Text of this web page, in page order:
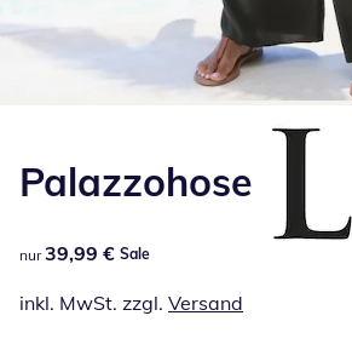
Palazzohose
39,99 €
nur 39,99 € Sale
inkl. MwSt. zzgl. Versand